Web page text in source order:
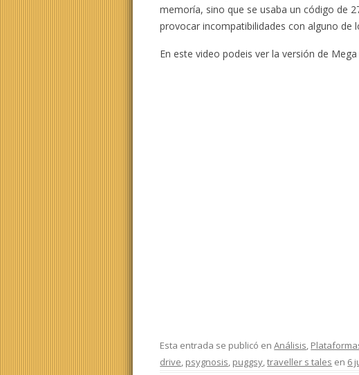
memoría, sino que se usaba un código de
provocar incompatibilidades con alguno de
En este video podeis ver la versión de Mega
Esta entrada se publicó enAnálisis,
drive, psygnosis, puggsy,traveller s tales en 6